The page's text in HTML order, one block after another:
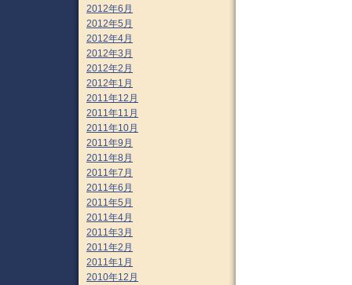
2012年6月
2012年5月
2012年4月
2012年3月
2012年2月
2012年1月
2011年12月
2011年11月
2011年10月
2011年9月
2011年8月
2011年7月
2011年6月
2011年5月
2011年4月
2011年3月
2011年2月
2011年1月
2010年12月